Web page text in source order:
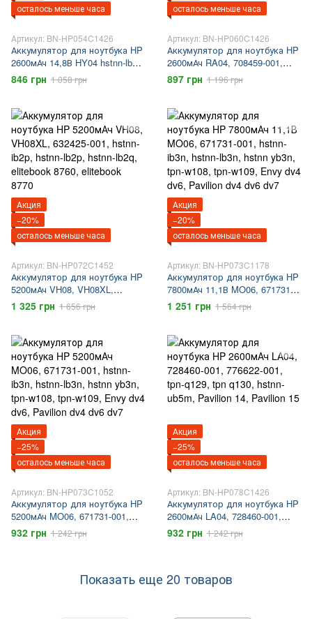
осталось меньше часа
Артикул: BN-HP054C1426
Аккумулятор для ноутбука HP
2600мАч 14,8В HY04 hstnn-lb4u
Pavilion 14 TouchSmart 14
846 грн 1 058 грн
осталось меньше часа
Артикул: BN-HP060C1426
Аккумулятор для ноутбука HP
2600мАч RA04, 708459-001,
745416-121, hstnn-ib4l, ProBook
430, ProBook 430 G1, ProBook
897 грн 1 196 грн
Акция
−20%
осталось меньше часа
Артикул: BN-HP072C1452
Аккумулятор для ноутбука HP
5200мАч VH08, VH08XL,
632425-001, hstnn-ib2p, hstnn-
lb2p, hstnn-lb2q, elitebook 8760,
1 325 грн 1 656 грн
Акция
−20%
осталось меньше часа
Артикул: BN-HP073C1178
Аккумулятор для ноутбука HP
7800мАч 11,1В MO06, 671731-
001, hstnn-ib3n, hstnn-lb3n,
hstnn yb3n, tpn-w108, tpn-w109,
dv7
1 251 грн 1 564 грн
Акция
−25%
осталось меньше часа
Артикул: BN-HP073C1052
Аккумулятор для ноутбука HP
5200мАч MO06, 671731-001,
hstnn-ib3n, hstnn-lb3n, hstnn
yb3n, tpn-w108, tpn-w109, Envy
932 грн 1 242 грн
Акция
−25%
осталось меньше часа
Артикул: BN-HP078C1426
Аккумулятор для ноутбука HP
2600мАч LA04, 728460-001,
776622-001, tpn-q129, tpn q130,
hstnn-ub5m, Pavilion 14,
932 грн 1 242 грн
Показать еще 20 товаров